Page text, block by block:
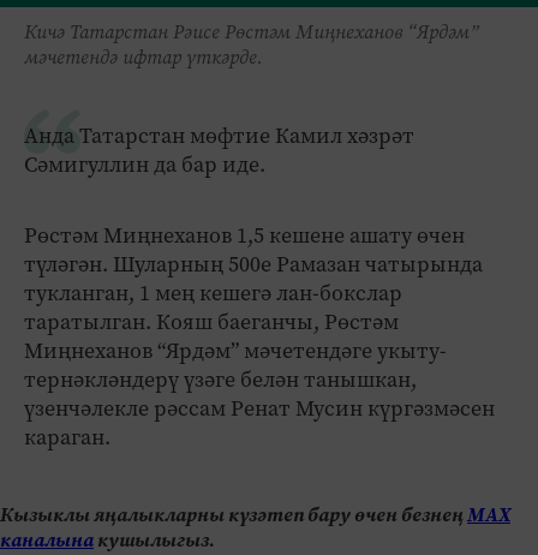
Кичә Татарстан Рәисе Рөстәм Миңнеханов “Ярдәм”
мәчетендә ифтар үткәрде.
Анда Татарстан мөфтие Камил хәзрәт
Сәмигуллин да бар иде.
Рөстәм Миңнеханов 1,5 кешене ашату өчен
түләгән. Шуларның 500е Рамазан чатырында
тукланган, 1 мең кешегә лан-бокслар
таратылган. Кояш баеганчы, Рөстәм
Миңнеханов “Ярдәм” мәчетендәге укыту-
тернәкләндерү үзәге белән танышкан,
үзенчәлекле рәссам Ренат Мусин күргәзмәсен
караган.
Кызыклы яңалыкларны күзәтеп бару өчен безнеңМАХ
каналынакушылыгыз.